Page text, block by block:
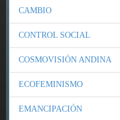
CAMBIO
CONTROL SOCIAL
COSMOVISIÓN ANDINA
ECOFEMINISMO
EMANCIPACIÓN